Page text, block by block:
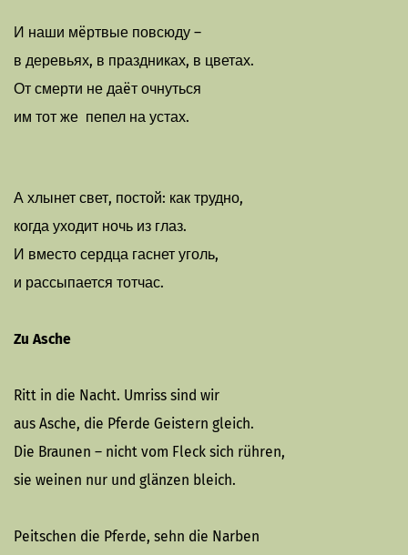
И наши мëртвые повсюду –
в деревьях, в праздниках, в цветах.
От смерти не даëт очнуться
им тот же пепел на устах.
А хлынет свет, постой: как трудно,
когда уходит ночь из глаз.
И вместо сердца гаснет уголь,
и рассыпается тотчас.
Zu Asche
Ritt in die Nacht. Umriss sind wir
aus Asche, die Pferde Geistern gleich.
Die Braunen – nicht vom Fleck sich rühren,
sie weinen nur und glänzen bleich.
Peitschen die Pferde, sehn die Narben